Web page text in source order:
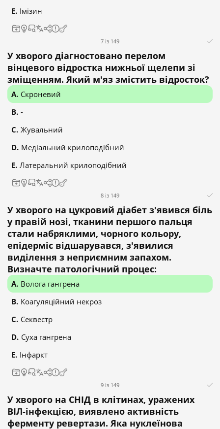
Імізин
7 із 149
У хворого діагностовано перелом
вінцевого відростка нижньої щелепи зі
зміщенням. Який м'яз змістить відросток?
Скроневий
-
Жувальний
Медіальний крилоподібний
Латеральний крилоподібний
8 із 149
У хворого на цукровий діабет з'явився біль
у правій нозі, тканини першого пальця
стали набряклими, чорного кольору,
епідерміс відшарувався, з'явилися
виділення з неприємним запахом.
Визначте патологічний процес:
Волога гангрена
Коагуляційний некроз
Секвестр
Суха гангрена
Інфаркт
9 із 149
У хворого на СНІД в клітинах, уражених
ВІЛ-інфекцією, виявлено активність
ферменту ревертази. Яка нуклеїнова